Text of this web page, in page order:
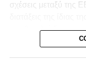
ετών, παρά τις
εξαμήνου.
σχέσεις μεταξύ της
στο θεμελιώδες
σεβασμός των